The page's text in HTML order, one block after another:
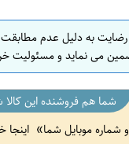
ص
ف
ه
ا
ن
ا
به دلیل عدم
می نماید و مسئولیت
شما هم فروشنده این کالا
شماره موبایل شما